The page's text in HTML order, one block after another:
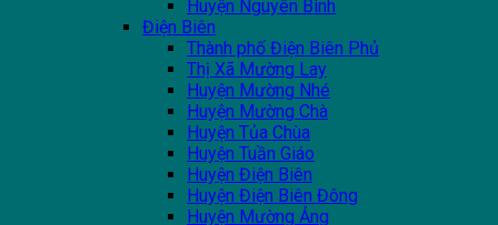
Huyện Nguyên Bình
Điện Biên
Thành phố Điện Biên Phủ
Thị Xã Mường Lay
Huyện Mường Nhé
Huyện Mường Chà
Huyện Tủa Chùa
Huyện Tuần Giáo
Huyện Điện Biên
Huyện Điện Biên Đông
Huyện Mường Ảng